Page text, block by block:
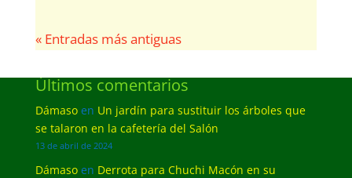
« Entradas más antiguas
Últimos comentarios
Dámasoen Un jardín para sustituir los árboles que
se talaron en la cafetería del Salón
13 de abril de 2024
Dámasoen Derrota para Chuchi Macón en su